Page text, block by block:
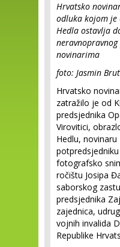
Hrvatsko
odluka kojom je
Hedla ostavlja
novinarima
foto: Jasmin
Hrvatsko
zatražilo je od
predsjednika
Virovitici,
Hedlu,
fotografsko
ročištu Josipa
saborskog
predsjednika
zajednica,
vojnih invalida
Republike